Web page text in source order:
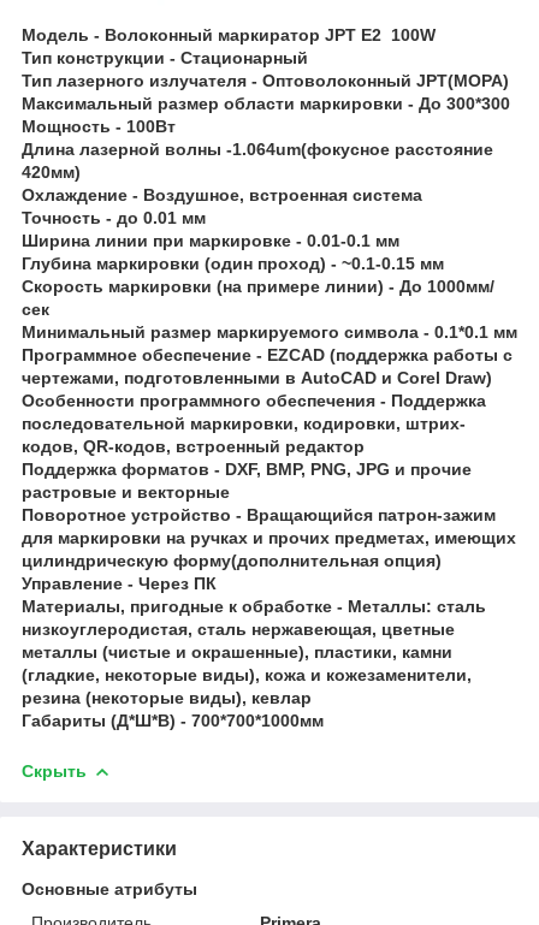
Модель - Волоконный маркиратор JPT E2 100W
Тип конструкции - Стационарный
Тип лазерного излучателя - Оптоволоконный JPT(MOPA)
Максимальный размер области маркировки - До 300*300
Мощность - 100Вт
Длина лазерной волны -1.064um(фокусное расстояние
420мм)
Охлаждение - Воздушное, встроенная система
Точность - до 0.01 мм
Ширина линии при маркировке - 0.01-0.1 мм
Глубина маркировки (один проход) - ~0.1-0.15 мм
Скорость маркировки (на примере линии) - До 1000мм/
сек
Минимальный размер маркируемого символа - 0.1*0.1 мм
Программное обеспечение - EZCAD (поддержка работы с
чертежами, подготовленными в AutoCAD и Corel Draw)
Особенности программного обеспечения - Поддержка
последовательной маркировки, кодировки, штрих-
кодов, QR-кодов, встроенный редактор
Поддержка форматов - DXF, BMP, PNG, JPG и прочие
растровые и векторные
Поворотное устройство - Вращающийся патрон-зажим
для маркировки на ручках и прочих предметах, имеющих
цилиндрическую форму(дополнительная опция)
Управление - Через ПК
Материалы, пригодные к обработке - Металлы: сталь
низкоуглеродистая, сталь нержавеющая, цветные
металлы (чистые и окрашенные), пластики, камни
(гладкие, некоторые виды), кожа и кожезаменители,
резина (некоторые виды), кевлар
Габариты (Д*Ш*В) - 700*700*1000мм
Скрыть
Характеристики
Основные атрибуты